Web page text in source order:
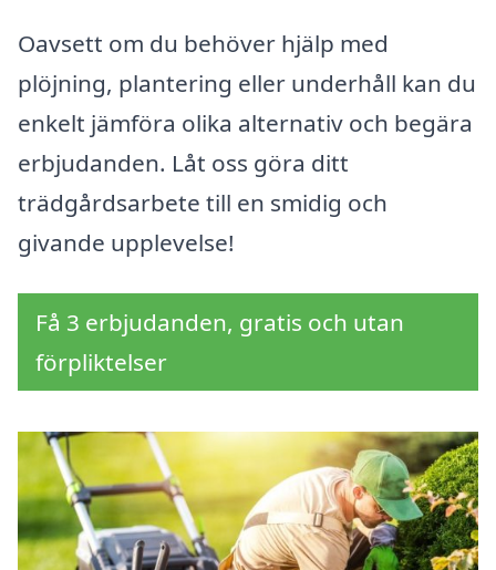
Oavsett om du behöver hjälp med
plöjning, plantering eller underhåll kan du
enkelt jämföra olika alternativ och begära
erbjudanden. Låt oss göra ditt
trädgårdsarbete till en smidig och
givande upplevelse!
Få 3 erbjudanden, gratis och utan
förpliktelser